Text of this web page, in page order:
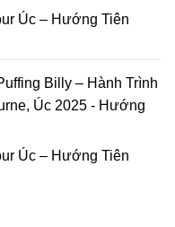
Úc – Hướng Tiên
Billy – Hành Trình
Úc 2025 - Hướng
Úc – Hướng Tiên